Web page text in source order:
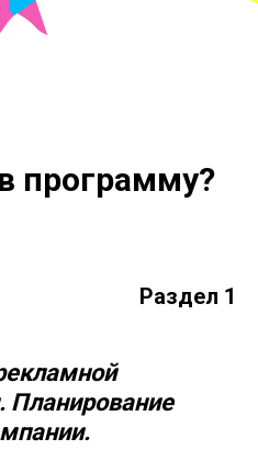
программу?
Раздел 1
Планирование
.